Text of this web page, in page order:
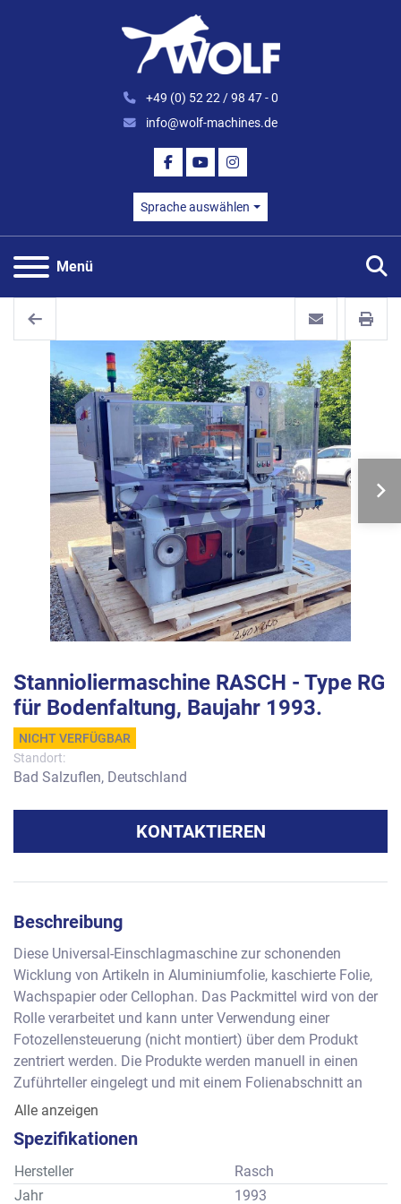
+49 (0) 52 22 / 98 47 - 0
info@wolf-machines.de
FACEBOOK
YOUTUBEINSTAGRAM
Sprache auswählen
Menü
Stannioliermaschine RASCH - Type RG
für Bodenfaltung, Baujahr 1993.
NICHT VERFÜGBAR
Standort:
Bad Salzuflen, Deutschland
KONTAKTIEREN
Beschreibung
Diese Universal-Einschlagmaschine zur schonenden
Wicklung von Artikeln in Aluminiumfolie, kaschierte Folie,
Wachspapier oder Cellophan. Das Packmittel wird von der
Rolle verarbeitet und kann unter Verwendung einer
Fotozellensteuerung (nicht montiert) über dem Produkt
zentriert werden. Die Produkte werden manuell in einen
Zuführteller eingelegt und mit einem Folienabschnitt an
den horizontal angeordneten Rundläufer mit gefütterten
Faltorganen geführt und schrittweise gewickelt. Durch
austauschbare Formatteile (Zubehör) ist die Maschine - im
Formatbereich - an das zu verpackende Produkt
Alle anzeigen
Spezifikationen
Hersteller
Rasch
Jahr
1993